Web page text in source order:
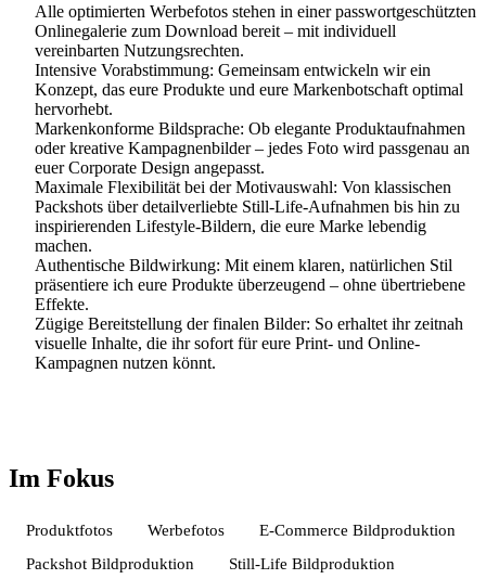
Alle optimierten Werbefotos stehen in einer passwortgeschützten
Onlinegalerie zum Download bereit – mit individuell
vereinbarten Nutzungsrechten.
Intensive Vorabstimmung: Gemeinsam entwickeln wir ein
Konzept, das eure Produkte und eure Markenbotschaft optimal
hervorhebt.
Markenkonforme Bildsprache: Ob elegante Produktaufnahmen
oder kreative Kampagnenbilder – jedes Foto wird passgenau an
euer Corporate Design angepasst.
Maximale Flexibilität bei der Motivauswahl: Von klassischen
Packshots über detailverliebte Still-Life-Aufnahmen bis hin zu
inspirierenden Lifestyle-Bildern, die eure Marke lebendig
machen.
Authentische Bildwirkung: Mit einem klaren, natürlichen Stil
präsentiere ich eure Produkte überzeugend – ohne übertriebene
Effekte.
Zügige Bereitstellung der finalen Bilder: So erhaltet ihr zeitnah
visuelle Inhalte, die ihr sofort für eure Print- und Online-
Kampagnen nutzen könnt.
Im Fokus
Produktfotos Werbefotos
E-Commerce Bildproduktion
Packshot Bildproduktion
Still-Life Bildproduktion